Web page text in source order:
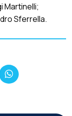
Martinelli;
Sferrella.